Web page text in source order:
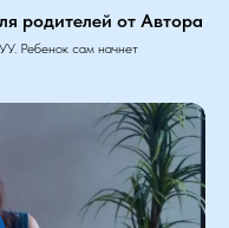
родителей от Автора
Ребенок сам начнет